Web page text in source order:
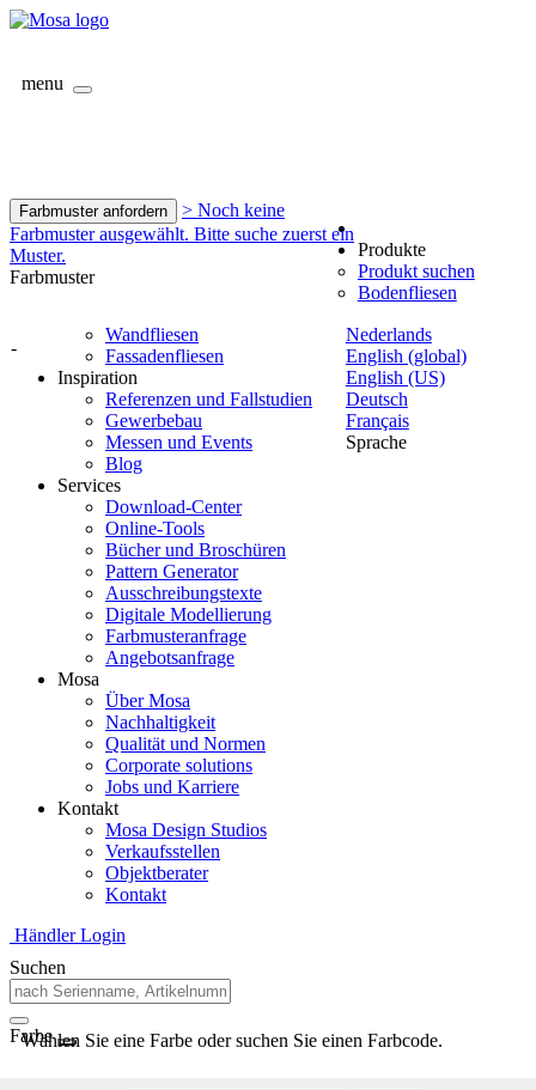
menu
Farbmuster anfordern
> Noch keine
Farbmuster ausgewählt. Bitte suche zuerst ein
Muster.
Farbmuster
-
Nederlands
English (global)
English (US)
Deutsch
Français
Sprache
Produkte
Produkt suchen
Bodenfliesen
Wandfliesen
Fassadenfliesen
Inspiration
Referenzen und Fallstudien
Gewerbebau
Messen und Events
Blog
Services
Download-Center
Online-Tools
Bücher und Broschüren
Pattern Generator
Ausschreibungstexte
Digitale Modellierung
Farbmusteranfrage
Angebotsanfrage
Mosa
Über Mosa
Nachhaltigkeit
Qualität und Normen
Corporate solutions
Jobs und Karriere
Kontakt
Mosa Design Studios
Verkaufsstellen
Objektberater
Kontakt
Händler Login
Suchen
Farbe
Wählen Sie eine Farbe oder suchen Sie einen Farbcode.